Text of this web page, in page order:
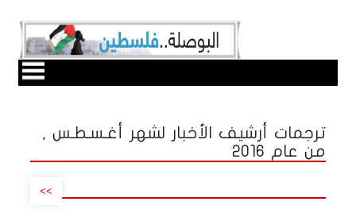
ترجمات أرشيف الأخبار لشهر أغـسـطـس ,
من عام 2016
>>